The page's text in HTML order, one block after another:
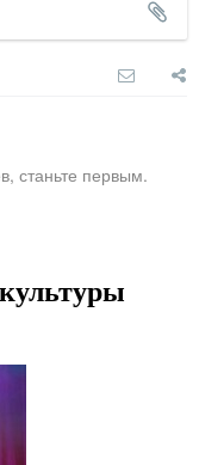
станьте первым.